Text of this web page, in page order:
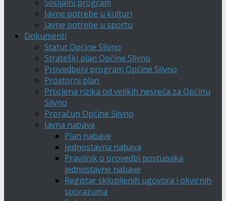
Socijalni program
Javne potrebe u kulturi
Javne potrebe u sportu
Dokumenti
Statut Općine Slivno
Strateški plan Općine Slivno
Provedbeni program Općine Slivno
Prostorni plan
Procjena rizika od velikih nesreća za Općinu
Slivno
Proračun Općine Slivno
Javna nabava
Plan nabave
Jednostavna nabava
Pravilnik o provedbi postupaka
jednostavne nabave
Registar sklopljenih ugovora i okvirnih
sporazuma